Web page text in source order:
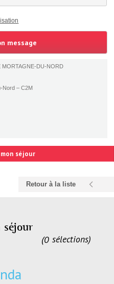
MORTAGNE-DU-NORD
Nord – C2M
séjour
Retour à la liste
séjour
sélections
0